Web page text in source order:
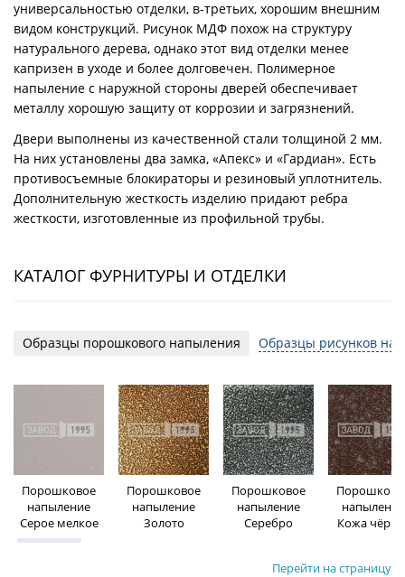
универсальностью отделки, в-третьих, хорошим внешним
видом конструкций. Рисунок МДФ похож на структуру
натурального дерева, однако этот вид отделки менее
капризен в уходе и более долговечен. Полимерное
напыление с наружной стороны дверей обеспечивает
металлу хорошую защиту от коррозии и загрязнений.
Двери выполнены из качественной стали толщиной 2 мм.
На них установлены два замка, «Апекс» и «Гардиан». Есть
противосъемные блокираторы и резиновый уплотнитель.
Дополнительную жесткость изделию придают ребра
жесткости, изготовленные из профильной трубы.
КАТАЛОГ ФУРНИТУРЫ И ОТДЕЛКИ
Образцы порошкового напыления Образцы рисунков на
Порошковое
напыление
Серое мелкое
Порошковое
напыление
Золото
Порошковое
напыление
Серебро
напыление
Кожа
Перейти на страницу